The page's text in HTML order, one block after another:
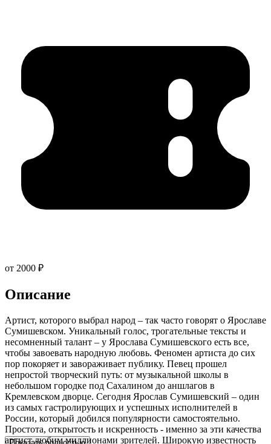
от 2000 ₽
Описание
Артист, которого выбрал народ – так часто говорят о Ярославе
Сумишевском. Уникальный голос, трогательные тексты и
несомненный талант – у Ярослава Сумишевского есть все,
чтобы завоевать народную любовь. Феномен артиста до сих
пор покоряет и завораживает публику. Певец прошел
непростой творческий путь: от музыкальной школы в
небольшом городке под Сахалином до аншлагов в
Кремлевском дворце. Сегодня Ярослав Сумишевский – один
из самых гастролирующих и успешных исполнителей в
России, который добился популярности самостоятельно.
Простота, открытость и искренность - именно за эти качества
артист любим миллионами зрителей. Широкую известность